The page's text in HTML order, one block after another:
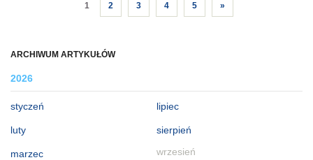
ARCHIWUM ARTYKUŁÓW
2026
styczeń
luty
marzec
lipiec
sierpień
wrzesień
1 2 3 4 5 »